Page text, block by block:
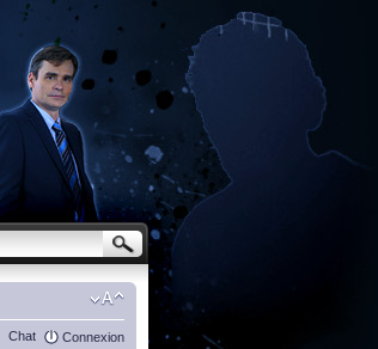
Chat Connexion